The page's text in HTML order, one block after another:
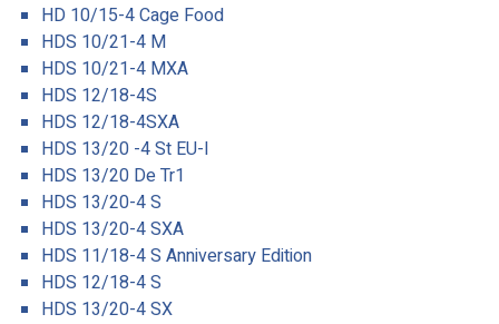
HD 10/15-4 Cage Food
HDS 10/21-4 M
HDS 10/21-4 MXA
HDS 12/18-4S
HDS 12/18-4SXA
HDS 13/20 -4 St EU-I
HDS 13/20 De Tr1
HDS 13/20-4 S
HDS 13/20-4 SXA
HDS 11/18-4 S Anniversary Edition
HDS 12/18-4 S
HDS 13/20-4 SX